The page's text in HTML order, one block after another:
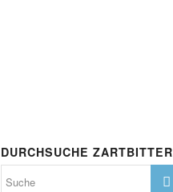
DURCHSUCHE ZARTBITTER